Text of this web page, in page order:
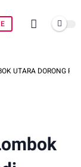
WASTRA LOKAL